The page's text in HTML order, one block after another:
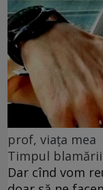
prof, viața mea
Timpul blamării
Dar cînd vom